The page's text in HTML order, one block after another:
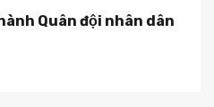
Quân đội nhân dân